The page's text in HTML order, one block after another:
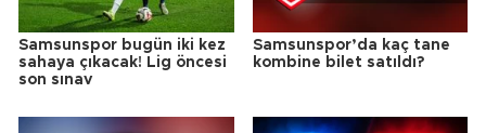
Samsunspor bugün iki kez
sahaya çıkacak! Lig öncesi
son sınav
Samsunspor’da kaç tane
kombine bilet satıldı?